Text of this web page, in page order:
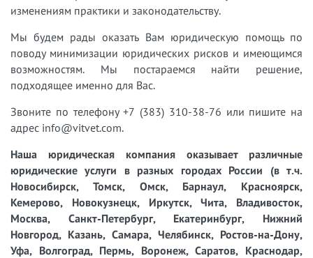
изменениям практики и законодательству.
Мы будем рады оказать Вам юридическую помощь по
поводу минимизации юридических рисков и имеющимся
возможностям. Мы постараемся найти решение,
подходящее именно для Вас.
Звоните по телефону +7 (383) 310-38-76 или пишите на
адрес info@vitvet.com.
Наша юридическая компания оказывает различные
юридические услуги в разных городах России (в т.ч.
Новосибирск, Томск, Омск, Барнаул, Красноярск,
Кемерово, Новокузнецк, Иркутск, Чита, Владивосток,
Москва, Санкт-Петербург, Екатеринбург, Нижний
Новгород, Казань, Самара, Челябинск, Ростов-на-Дону,
Уфа, Волгоград, Пермь, Воронеж, Саратов, Краснодар,